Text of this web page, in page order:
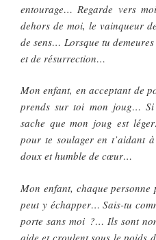
entourage… Regarde vers
dehors de moi, le vainqueur
de sens… Lorsque tu
et de résurrection…
Mon enfant, en acceptant de
prends sur toi mon joug…
sache que mon joug est
pour te soulager en t’aidant
doux et humble de cœur…
Mon enfant, chaque
peut y échapper… Sais-tu
porte sans moi ?… Ils sont
aide et croulent sous le poids